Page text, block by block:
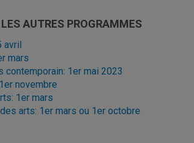
AUTRES PROGRAMMES
avril
mars
contemporain: 1er mai 2023
novembre
1er mars
arts: 1er mars ou 1er octobre